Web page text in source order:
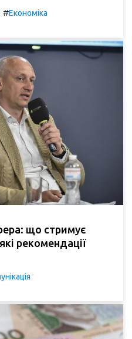
#Економіка
що стримує
рекомендації